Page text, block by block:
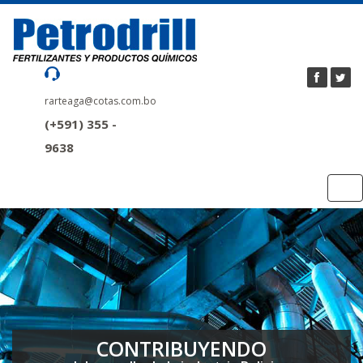
rarteaga@cotas.com.bo
(+591) 355 -
9638
CONTRIBUYENDO
CONTRIBUYENDO
CONTRIBUYENDO